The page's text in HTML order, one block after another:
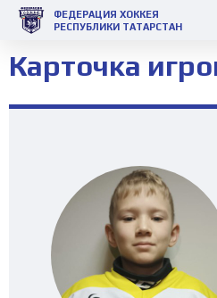
ФЕДЕРАЦИЯ ХОККЕЯ
РЕСПУБЛИКИ ТАТАРСТАН
Карточка